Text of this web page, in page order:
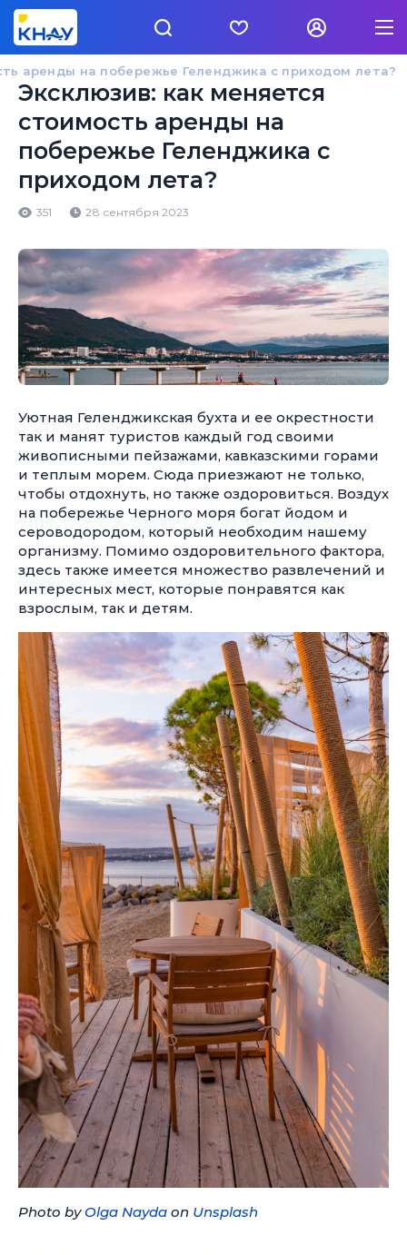
аренды на побережье Геленджика с приходом лета?
Эксклюзив: как меняется
стоимость аренды на
побережье Геленджика с
приходом лета?
351 28 сентября 2023
Уютная Геленджикская бухта и ее окрестности
так и манят туристов каждый год своими
живописными пейзажами, кавказскими горами
и теплым морем. Сюда приезжают не только,
чтобы отдохнуть, но также оздоровиться. Воздух
на побережье Черного моря богат йодом и
сероводородом, который необходим нашему
организму. Помимо оздоровительного фактора,
здесь также имеется множество развлечений и
интересных мест, которые понравятся как
взрослым, так и детям.
Photo byOlga Nayda on Unsplash